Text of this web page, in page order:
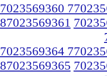
7023569360
87023569361
7023569364
87023569365